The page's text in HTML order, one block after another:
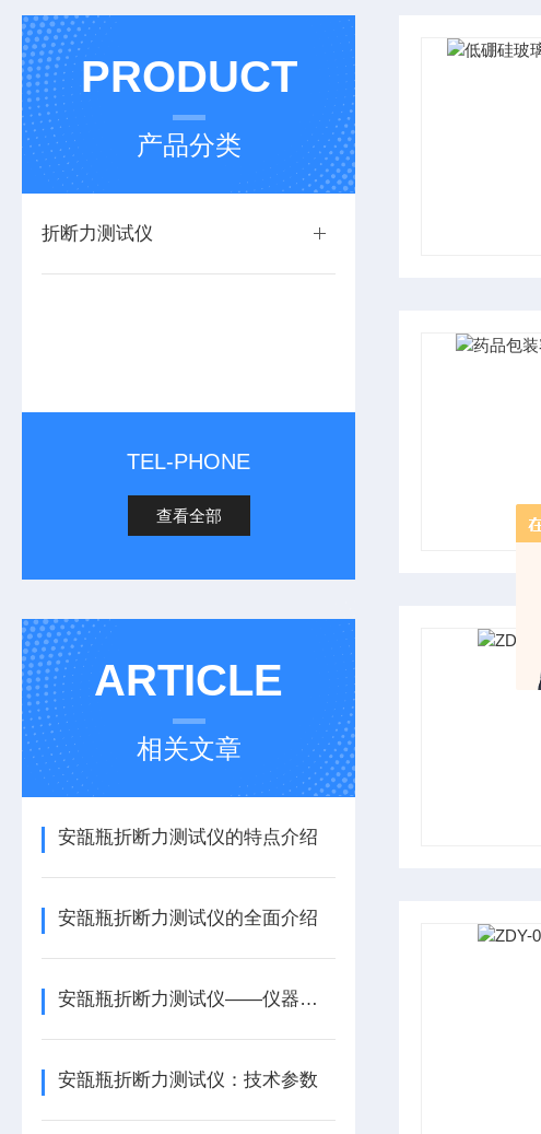
PRODUCT
产品分类
折断力测试仪
TEL-PHONE
查看全部
ARTICLE
相关文章
安瓿瓶折断力测试仪的特点介绍
安瓿瓶折断力测试仪的全面介绍
安瓿瓶折断力测试仪——仪器百科
安瓿瓶折断力测试仪：技术参数